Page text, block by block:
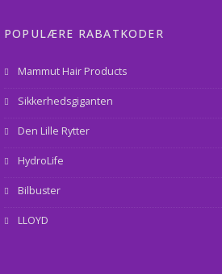
POPULÆRE RABATKODER
Mammut Hair Products
Sikkerhedsgiganten
Den Lille Rytter
HydroLife
Bilbuster
LLOYD